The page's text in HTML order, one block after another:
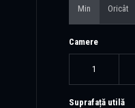
Min
Camere
1
Suprafață utilă